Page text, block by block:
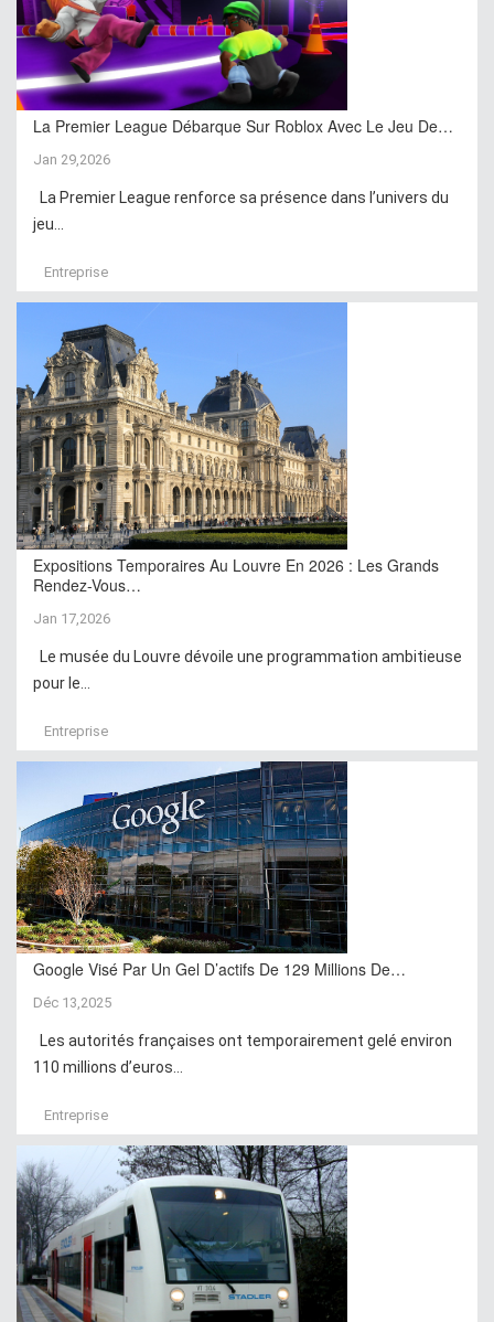
La Premier League Débarque Sur Roblox Avec Le Jeu De…
Jan 29,2026
La Premier League renforce sa présence dans l’univers du
jeu...
Entreprise
Expositions Temporaires Au Louvre En 2026 : Les Grands
Rendez-Vous…
Jan 17,2026
Le musée du Louvre dévoile une programmation ambitieuse
pour le...
Entreprise
Google Visé Par Un Gel D’actifs De 129 Millions De…
Déc 13,2025
Les autorités françaises ont temporairement gelé environ
110 millions d’euros...
Entreprise